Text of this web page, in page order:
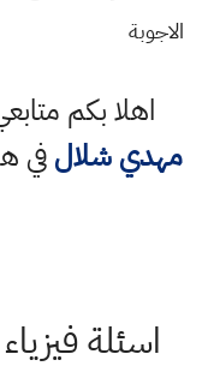
الاجوبة
اهلا بكم
مهدي شلالفي
اسئلة